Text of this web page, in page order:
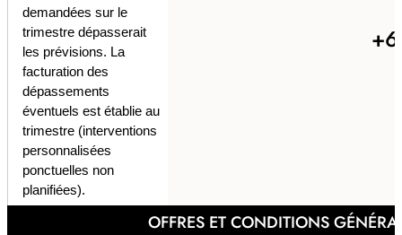
demandées sur le
trimestre dépasserait
les prévisions. La
facturation des
dépassements
éventuels est établie au
trimestre (interventions
personnalisées
ponctuelles non
planifiées).
OFFRES ET CONDITIONS